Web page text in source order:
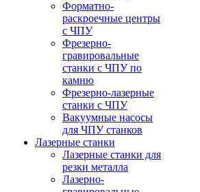
Форматно-
раскроечные центры
с ЧПУ
Фрезерно-
гравировальные
станки с ЧПУ по
камню
Фрезерно-лазерные
станки с ЧПУ
Вакуумные насосы
для ЧПУ станков
Лазерные станки
Лазерные станки для
резки металла
Лазерно-